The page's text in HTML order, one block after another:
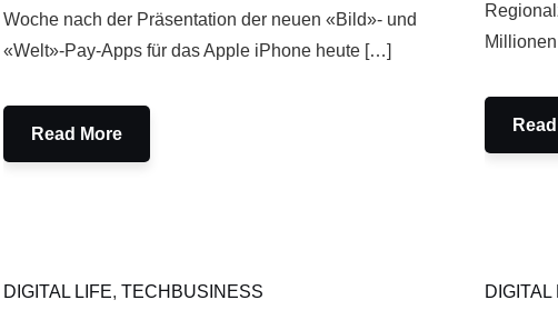
Woche nach der Präsentation der neuen «Bild»- und
«Welt»-Pay-Apps für das Apple iPhone heute […]
Read More
DIGITAL LIFE, TECHBUSINESS DIGITAL